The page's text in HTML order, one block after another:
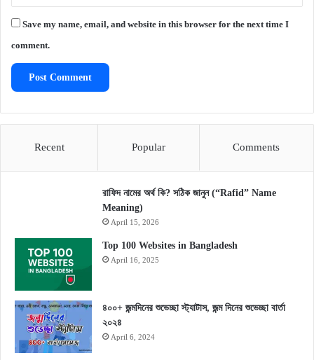
Save my name, email, and website in this browser for the next time I
comment.
Recent Popular Comments
রাফিদ নামের অর্থ কি? সঠিক জানুন (“Rafid” Name
Meaning)
April 15, 2026
Top 100 Websites in Bangladesh
April 16, 2025
৪০০+ জন্মদিনের শুভেচ্ছা স্ট্যাটাস, জন্ম দিনের শুভেচ্ছা বার্তা
২০২৪
April 6, 2024